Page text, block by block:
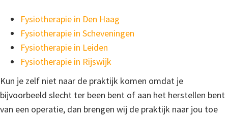
Fysiotherapie in Den Haag
Fysiotherapie in Scheveningen
Fysiotherapie in Leiden
Fysiotherapie in Rijswijk
Kun je zelf niet naar de praktijk komen omdat je
bijvoorbeeld slecht ter been bent of aan het herstellen bent
van een operatie, dan brengen wij de praktijk naar jou toe